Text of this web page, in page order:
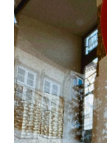
Pimentel